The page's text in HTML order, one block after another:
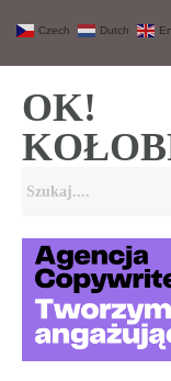
OK!
Czech Dutch